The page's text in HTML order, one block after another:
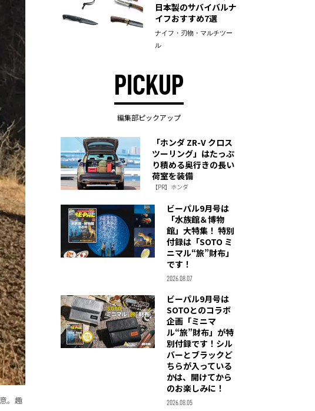
。趣
日本製のサバイバルナ
イフおすすめ7選
ナイフ・刃物・マルチツー
ル
PICKUP
編集部ピックアップ
「ホンダ ZR-V クロス
ツーリング」はたっぷ
り積める奥行きの長い
荷室を装備
【PR】ホンダ
ビーパル9月号は
「水族館＆博物
館」大特集！ 特別
付録は「SOTO ミ
ニマル“旅”財布」
です！
2026.08.07
ビーパル9月号は
SOTOとのコラボ
企画「ミニマ
ル“旅”財布」が特
別付録です！シル
バーとブラックど
ちらが入っている
かは、開けてから
のお楽しみに！
2026.08.05